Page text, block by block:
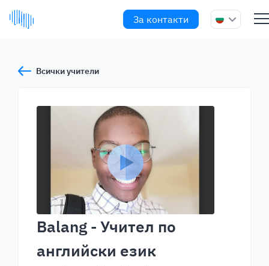
За контакти
Всички учители
Balang - Учител по
английски език